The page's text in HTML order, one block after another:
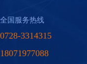
全国服务热线
0728-3314315
18071977088